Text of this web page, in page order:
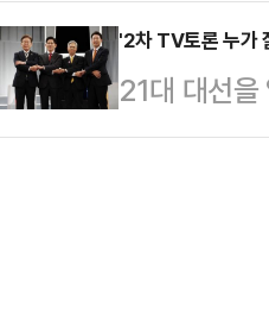
의도 새미래
이 '시대정
보와 이낙연
대결을 벌일
이게 되는
에 의뢰해
'2차 TV토론 누가
21대 대선
한 후보'가